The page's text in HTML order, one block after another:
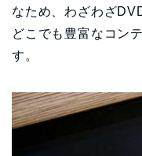
なため、わざわざ
どこでも豊富なコン
す。